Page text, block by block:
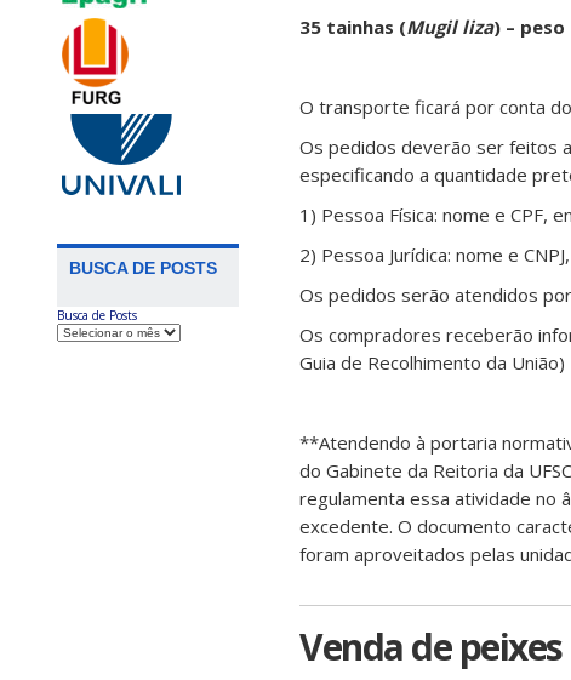
BUSCA DE POSTS
Busca de Posts
35 tainhas (Mugil liza) –
O transporte ficará por conta
Os pedidos deverão ser feitos
especificando a quantidade
1) Pessoa Física: nome e CPF,
2) Pessoa Jurídica: nome e
Os pedidos serão atendidos
Os compradores receberão
Guia de Recolhimento da União)
**Atendendo à portaria
do Gabinete da Reitoria da
regulamenta essa atividade no
excedente. O documento
foram aproveitados pelas
Venda de